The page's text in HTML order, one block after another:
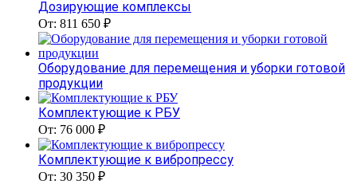
Дозирующие комплексы
От: 811 650 ₽
Оборудование для перемещения и уборки готовой
продукции
Комплектующие к РБУ
От: 76 000 ₽
Комплектующие к вибропрессу
От: 30 350 ₽